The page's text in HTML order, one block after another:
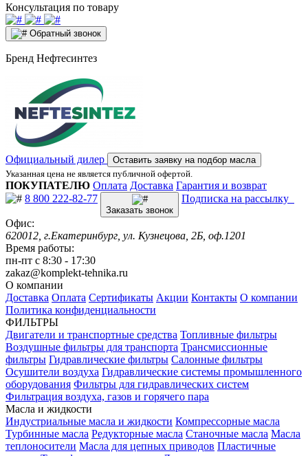
Консультация по товару
Обратный звонок
Бренд Нефтесинтез
Официальный дилер
Оставить заявку на подбор масла
Указанная цена не является публичной офертой.
ПОКУПАТЕЛЮ Оплата Доставка Гарантия и возврат
8 800 222-82-77
Заказать звонок
Подписка на рассылку
Офис:
620012, г.Екатеринбург, ул. Кузнецова, 2Б, оф.1201
Время работы:
пн-пт с 8:30 - 17:30
zakaz@komplekt-tehnika.ru
О компании
Доставка Оплата Сертификаты Акции Контакты О компании
Политика конфиденциальности
ФИЛЬТРЫ
Двигатели и транспортные средства Топливные фильтры
Воздушные фильтры для транспорта Трансмиссионные
фильтры Гидравлические фильтры Салонные фильтры
Осушители воздуха Гидравлические системы промышленного
оборудования Фильтры для гидравлических систем
Фильтрация воздуха, газов и горячего пара
Масла и жидкости
Индустриальные масла и жидкости Компрессорные масла
Турбинные масла Редукторные масла Станочные масла Масла
теплоносители Масла для цепных приводов Пластичные